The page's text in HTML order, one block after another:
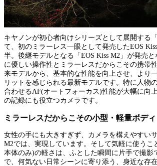
キヤノンが初心者向けシリーズとして展開する
て、初のミラーレス一眼として発売したEOS
半。後継モデルとなる「EOS Kiss M2」が発売
に優しい操作性とミラーレスだからこその携帯
来モデルから、基本的な性能を向上させ、より
リットを感じられる最新モデルです。特に人物
合わせるAF(オートフォーカス)性能が大幅に向
の記録にも役立つカメラです。
ミラーレスだからこその小型・軽量ボディ
女性の手にも大きすぎず、カメラを構えやすい
M2では、実現しています。そして気軽に使うこ
本体のみ)の軽さは、ふとした瞬間に片手で撮影
で、何気ない日常シーンに寄り添う、身近な存